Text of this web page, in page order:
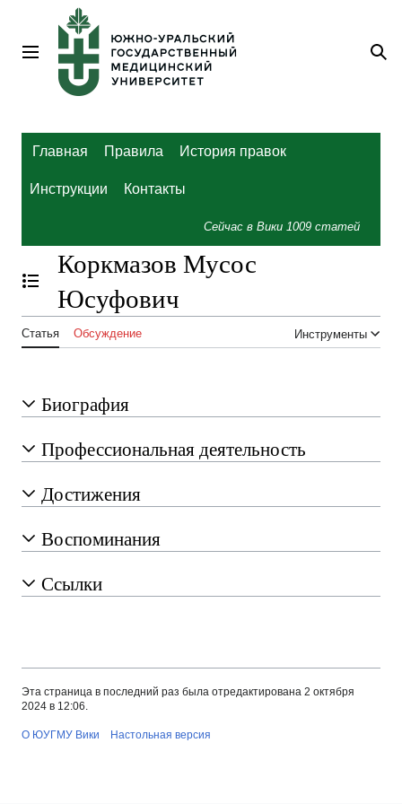
содержанию
Главное меню
Главная Правила История правок
Инструкции Контакты
Сейчас в Вики 1009 статей
Отобразить/Скрыть содержание
Коркмазов Мусос
Юсуфович
Статья Обсуждение Инструменты
Биография
Профессиональная деятельность
Достижения
Воспоминания
Ссылки
Эта страница в последний раз была отредактирована 2 октября
2024 в 12:06.
О ЮУГМУ Вики Настольная версия